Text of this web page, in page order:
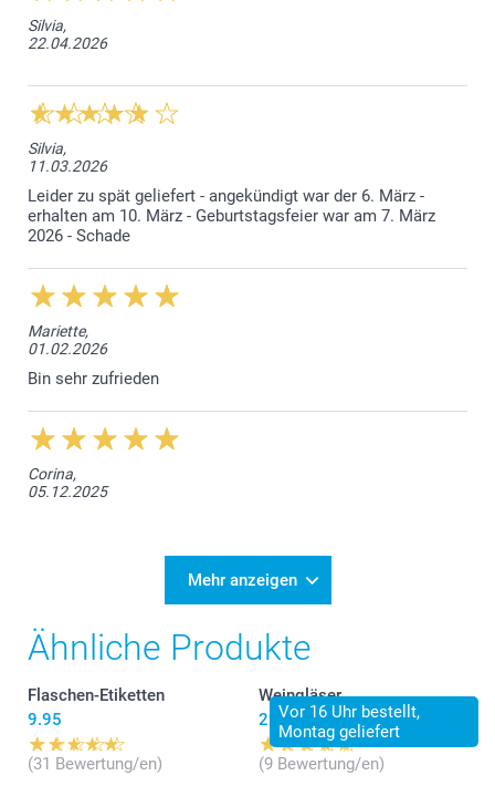
Silvia,
22.04.2026
Silvia,
11.03.2026
Leider zu spät geliefert - angekündigt war der 6. März -
erhalten am 10. März - Geburtstagsfeier war am 7. März
2026 - Schade
Mariette,
01.02.2026
Bin sehr zufrieden
Corina,
05.12.2025
Mehr anzeigen
Ähnliche Produkte
Flaschen-Etiketten
9.95
(31 Bewertung/en)
Vor 16 Uhr bestellt,
Montag geliefert
Weingläser
29.95
(9 Bewertung/en)